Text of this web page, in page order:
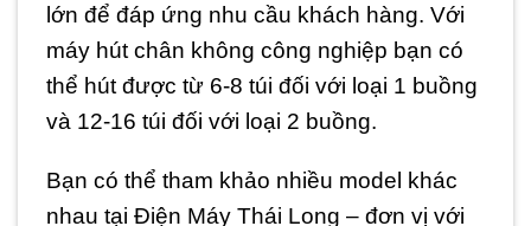
lớn để đáp ứng nhu cầu khách hàng. Với
máy hút chân không công nghiệp bạn có
thể hút được từ 6-8 túi đối với loại 1 buồng
và 12-16 túi đối với loại 2 buồng.
Bạn có thể tham khảo nhiều model khác
nhau tại Điện Máy Thái Long – đơn vị với